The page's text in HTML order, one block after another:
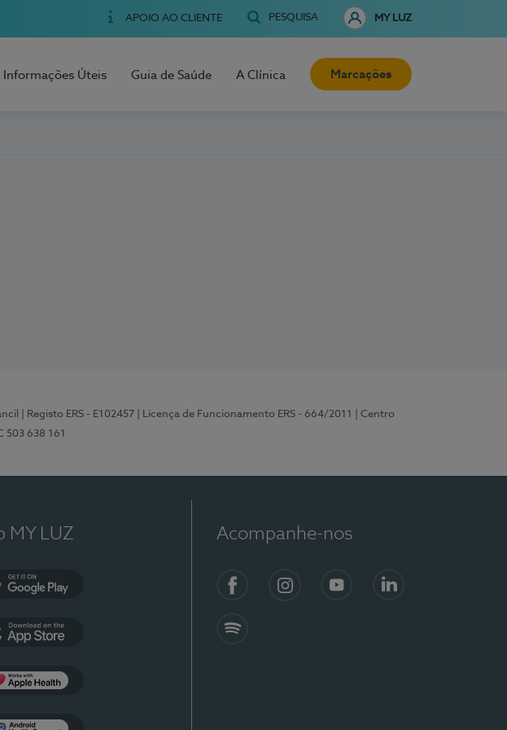
APOIO AO CLIENTE PESQUISA MY LUZ
Informações Úteis Guia de Saúde A Clínica Marcações
| Registo ERS - E102457 | Licença de Funcionamento ERS - 664/2011
| Centro
503 638 161
MY LUZ Acompanhe-nos